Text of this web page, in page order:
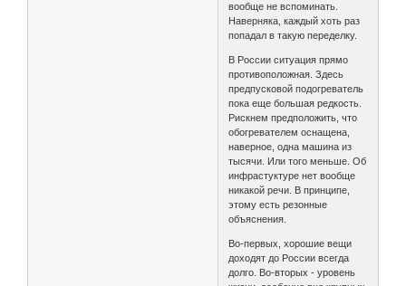
вообще не вспоминать.
Наверняка, каждый хоть раз
попадал в такую переделку.
В России ситуация прямо
противоположная. Здесь
предпусковой подогреватель
пока еще большая редкость.
Рискнем предположить, что
обогревателем оснащена,
наверное, одна машина из
тысячи. Или того меньше. Об
инфрастуктуре нет вообще
никакой речи. В принципе,
этому есть резонные
объяснения.
Во-первых, хорошие вещи
доходят до России всегда
долго. Во-вторых - уровень